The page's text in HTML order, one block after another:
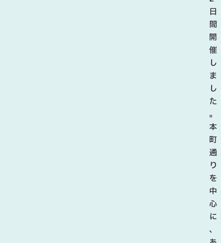
日
間
開
催
し
ま
し
た
。
本
町
通
り
を
中
心
に
、